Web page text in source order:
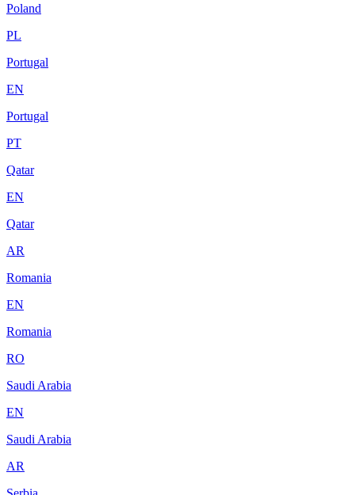
Poland
PL
Portugal
EN
Portugal
PT
Qatar
EN
Qatar
AR
Romania
EN
Romania
RO
Saudi Arabia
EN
Saudi Arabia
AR